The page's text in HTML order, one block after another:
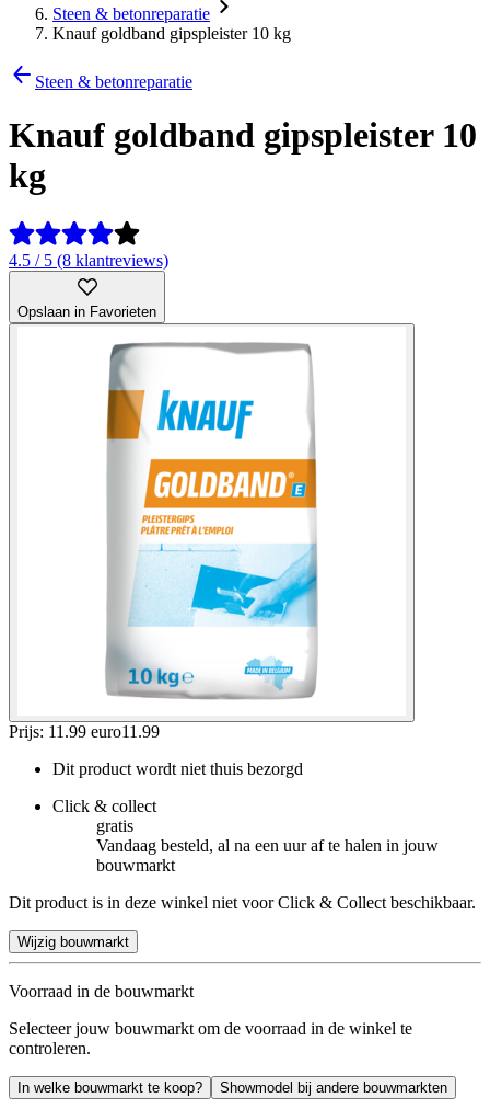
Steen & betonreparatie
Knauf goldband gipspleister 10 kg
Steen & betonreparatie
Knauf goldband gipspleister 10
kg
4.5 / 5 (8 klantreviews)
Opslaan in Favorieten
Prijs: 11.99 euro11 .99
Dit product wordt niet thuis bezorgd
Click & collect
gratis
Vandaag besteld, al na een uur af te halen in jouw
bouwmarkt
Dit product is in deze winkel niet voor Click & Collect beschikbaar.
Wijzig bouwmarkt
Voorraad in de bouwmarkt
Selecteer jouw bouwmarkt om de voorraad in de winkel te
controleren.
In welke bouwmarkt te koop? Showmodel bij andere bouwmarkten